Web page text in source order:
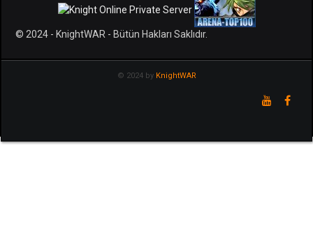
© 2024 - KnightWAR - Bütün Hakları Saklıdır.
© 2024 by KnightWAR